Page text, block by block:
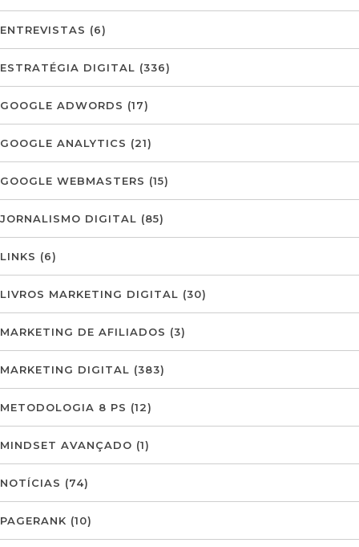
ENTREVISTAS (6)
ESTRATÉGIA DIGITAL (336)
GOOGLE ADWORDS (17)
GOOGLE ANALYTICS (21)
GOOGLE WEBMASTERS (15)
JORNALISMO DIGITAL (85)
LINKS (6)
LIVROS MARKETING DIGITAL (30)
MARKETING DE AFILIADOS (3)
MARKETING DIGITAL (383)
METODOLOGIA 8 PS (12)
MINDSET AVANÇADO (1)
NOTÍCIAS (74)
PAGERANK (10)